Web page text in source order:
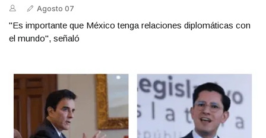
Agosto 07
"Es importante que México tenga relaciones diplomáticas con
el mundo", señaló